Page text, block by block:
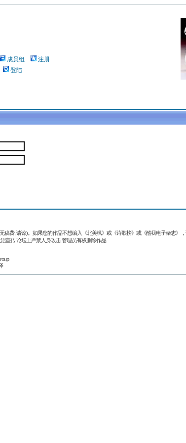
成员组
注册
登陆
费, 请谅)。如果您的作品不想编入《北美枫》或《诗歌榜》或《酷我电子杂志》，
宣传.论坛上严禁人身攻击.管理员有权删除作品.